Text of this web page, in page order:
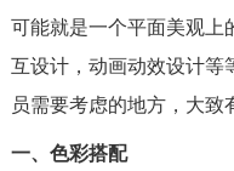
可能就是一个平面美观上
互设计，动画动效设计等
员需要考虑的地方，大致
一、色彩搭配